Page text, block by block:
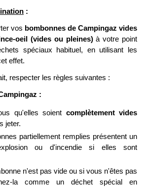
:
vos bombonnes de Campingaz vides
oeil (vides ou pleines)à votre point
spéciaux habituel, en utilisant les
effet.
respecter les règles suivantes :
:
qu'elles soient complètement vides
jeter.
partiellement remplies présentent un
ou d'incendie si elles sont
n'est pas vide ou si vous n'êtes pas
la comme un déchet spécial en